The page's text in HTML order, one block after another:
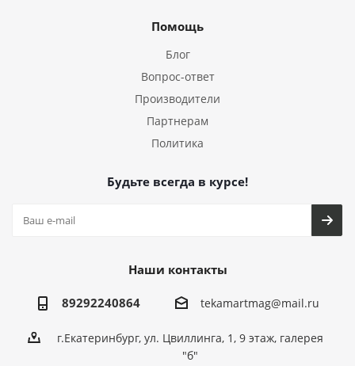
Помощь
Блог
Вопрос-ответ
Производители
Партнерам
Политика
Будьте всегда в курсе!
Наши контакты
89292240864 tekamartmag@mail.ru
г.Екатеринбург, ул. Цвиллинга, 1, 9 этаж, галерея
"б"